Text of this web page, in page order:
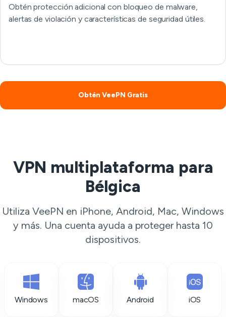
Obtén protección adicional con bloqueo de malware,
alertas de violación y características de seguridad útiles.
Obtén VeePN Gratis
VPN multiplataforma para
Bélgica
Utiliza VeePN en iPhone, Android, Mac, Windows
y más. Una cuenta ayuda a proteger hasta 10
dispositivos.
Windows macOS Android iOS